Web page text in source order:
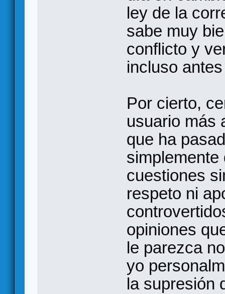
ley de la
sabe muy
conflicto y
incluso
Por cierto,
usuario más
que ha
cuestiones
respeto ni
opiniones
le parezca
yo
la supresión